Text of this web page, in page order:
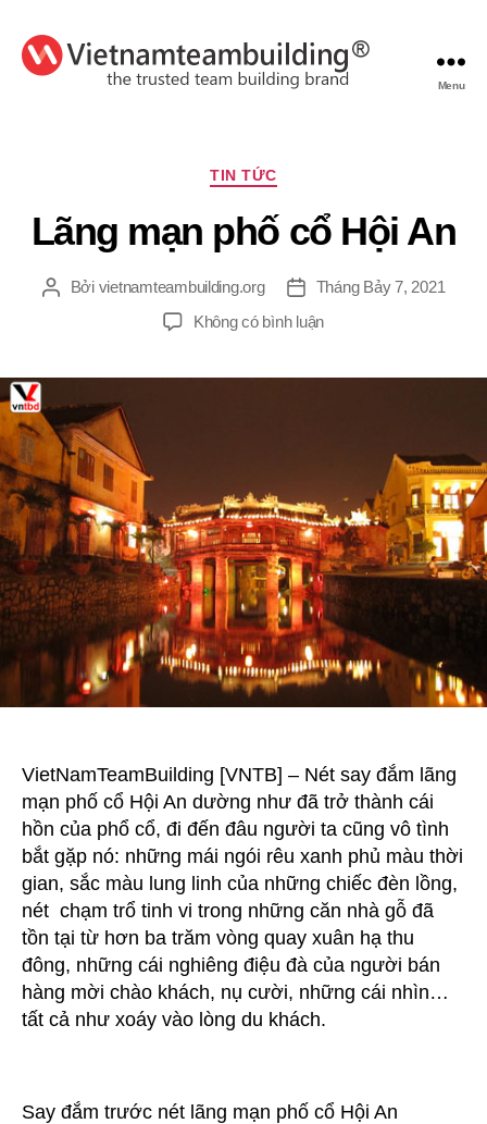
Menu
Chuyên
TIN TỨC
Lãng mạn phố cổ Hội An
TácBởi vietnamteambuilding.org
Ngày
đăng
Tháng Bảy 7, 2021
Không có bình luậnở
VietNamTeamBuilding [VNTB] – Nét say đắm lãng
mạn phố cổ Hội An dường như đã trở thành cái
hồn của phổ cổ, đi đến đâu người ta cũng vô tình
bắt gặp nó: những mái ngói rêu xanh phủ màu thời
gian, sắc màu lung linh của những chiếc đèn lồng,
nét chạm trổ tinh vi trong những căn nhà gỗ đã
tồn tại từ hơn ba trăm vòng quay xuân hạ thu
đông, những cái nghiêng điệu đà của người bán
hàng mời chào khách, nụ cười, những cái nhìn…
tất cả như xoáy vào lòng du khách.
Say đắm trước nét lãng mạn phố cổ Hội An